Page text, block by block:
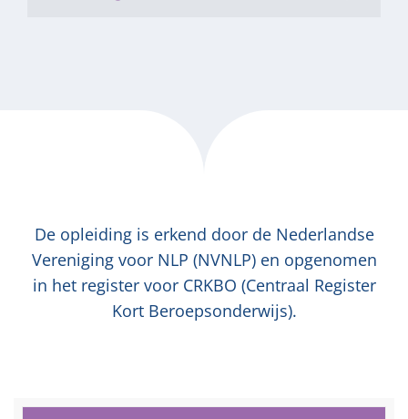
De opleiding is erkend door de Nederlandse
Vereniging voor NLP (NVNLP) en opgenomen
in het register voor CRKBO (Centraal Register
Kort Beroepsonderwijs).